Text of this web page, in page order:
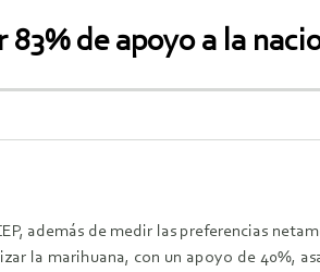
83% de apoyo a la
además de medir las preferencias
la marihuana, con un apoyo de 40%,